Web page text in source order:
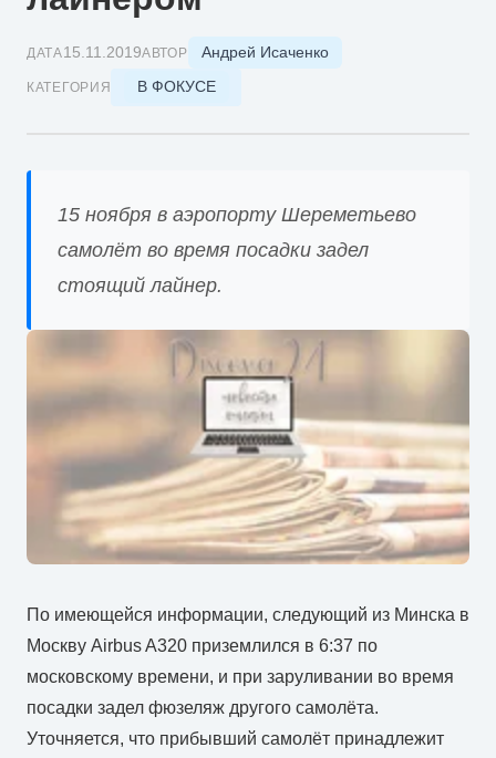
ДАТА15.11.2019АВТОР Андрей Исаченко
КАТЕГОРИЯ В ФОКУСЕ
15 ноября в аэропорту Шереметьево
самолёт во время посадки задел
стоящий лайнер.
По имеющейся информации, следующий из Минска в
Москву Airbus A320 приземлился в 6:37 по
московскому времени, и при заруливании во время
посадки задел фюзеляж другого самолёта.
Уточняется, что прибывший самолёт принадлежит